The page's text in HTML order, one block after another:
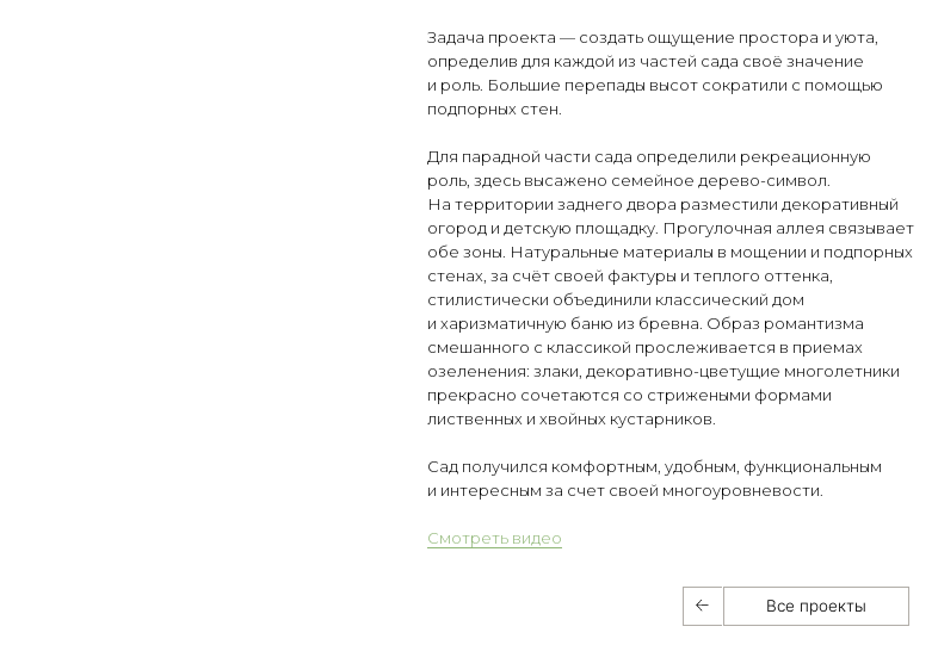
Задача проекта — создать ощущение простора и уюта,
определив для каждой из частей сада своё значение
и роль. Большие перепады высот сократили с помощью
подпорных стен.
Для парадной части сада определили рекреационную
роль, здесь высажено семейное дерево-символ.
На территории заднего двора разместили декоративный
огород и детскую площадку. Прогулочная аллея связывает
обе зоны. Натуральные материалы в мощении и подпорных
стенах, за счёт своей фактуры и теплого оттенка,
стилистически объединили классический дом
и харизматичную баню из бревна. Образ романтизма
смешанного с классикой прослеживается в приемах
озеленения: злаки, декоративно-цветущие многолетники
прекрасно сочетаются со стрижеными формами
лиственных и хвойных кустарников.
Сад получился комфортным, удобным, функциональным
и интересным за счет своей многоуровневости.
Смотреть видео
Все проекты